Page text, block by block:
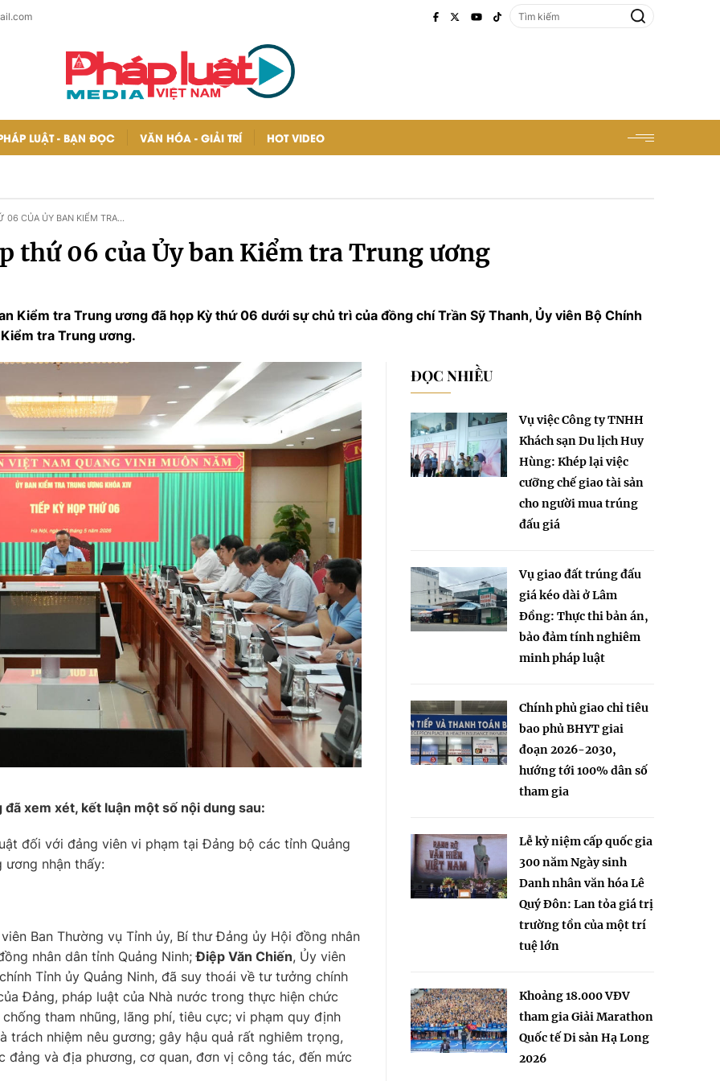
LUẬT - BẠN ĐỌC VĂN HÓA - GIẢI TRÍ HOT VIDEO
06 CỦA ỦY BAN KIỂM TRA
thứ 06 của Ủy ban Kiểm tra Trung ương
Kiểm tra Trung ương đã họp Kỳ thứ 06 dưới sự chủ trì của đồng chí Trần Sỹ Thanh, Ủy viên Bộ Chính
tra Trung ương.
xem xét, kết luận một số nội dung sau:
đối với đảng viên vi phạm tại Đảng bộ các tỉnh Quảng
ương nhận thấy:
Ban Thường vụ Tỉnh ủy, Bí thư Đảng ủy Hội đồng nhân
nhân dân tỉnh Quảng Ninh;Điệp Văn Chiến, Ủy viên
Tỉnh ủy Quảng Ninh, đã suy thoái về tư tưởng chính
Đảng, pháp luật của Nhà nước trong thực hiện chức
tham nhũng, lãng phí, tiêu cực; vi phạm quy định
trách nhiệm nêu gương; gây hậu quả rất nghiêm trọng,
đảng và địa phương, cơ quan, đơn vị công tác, đến mức
ĐỌC NHIỀU
Vụ việc Công ty TNHH
Khách sạn Du lịch Huy
Hùng: Khép lại việc
cưỡng chế giao tài sản
cho người mua trúng
đấu giá
Vụ giao đất trúng đấu
giá kéo dài ở Lâm
Đồng: Thực thi bản án,
bảo đảm tính nghiêm
minh pháp luật
Chính phủ giao chỉ tiêu
bao phủ BHYT giai
đoạn 2026-2030,
hướng tới 100% dân số
tham gia
Lễ kỷ niệm cấp quốc gia
300 năm Ngày sinh
Danh nhân văn hóa Lê
Quý Đôn: Lan tỏa giá trị
trường tồn của một trí
tuệ lớn
Khoảng 18.000 VĐV
tham gia Giải Marathon
Quốc tế Di sản Hạ Long
2026